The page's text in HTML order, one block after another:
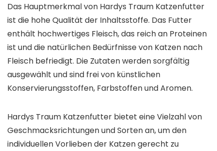
Das Hauptmerkmal von Hardys Traum Katzenfutter
ist die hohe Qualität der Inhaltsstoffe. Das Futter
enthält hochwertiges Fleisch, das reich an Proteinen
ist und die natürlichen Bedürfnisse von Katzen nach
Fleisch befriedigt. Die Zutaten werden sorgfältig
ausgewählt und sind frei von künstlichen
Konservierungsstoffen, Farbstoffen und Aromen.
Hardys Traum Katzenfutter bietet eine Vielzahl von
Geschmacksrichtungen und Sorten an, um den
individuellen Vorlieben der Katzen gerecht zu